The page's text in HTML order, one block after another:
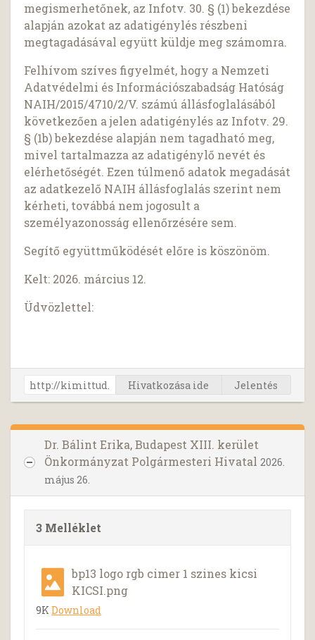
megismerhetőnek, az Infotv. 30. § (1) bekezdése
alapján azokat az adatigénylés részbeni
megtagadásával együtt küldje meg számomra.
Felhívom szíves figyelmét, hogy a Nemzeti
Adatvédelmi és Információszabadság Hatóság
NAIH/2015/4710/2/V. számú állásfoglalásából
következően a jelen adatigénylés az Infotv. 29.
§ (1b) bekezdése alapján nem tagadható meg,
mivel tartalmazza az adatigénylő nevét és
elérhetőségét. Ezen túlmenő adatok megadását
az adatkezelő NAIH állásfoglalás szerint nem
kérheti, továbbá nem jogosult a
személyazonosság ellenőrzésére sem.
Segítő együttműködését előre is köszönöm.
Kelt: 2026. március 12.
Üdvözlettel:
Hivatkozása ide Jelentés
Dr. Bálint Erika, Budapest XIII. kerület
Önkormányzat Polgármesteri Hivatal 2026.
május 26.
3 Melléklet
bp13 logo rgb cimer 1 szines kicsi
KICSI.png
9KDownload